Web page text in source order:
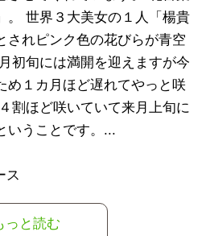
。 世界３大美女の１人「楊貴
されピンク色の花びらが青空
初旬には満開を迎えますが今
め１カ月ほど遅れてやっと咲
割ほど咲いていて来月上旬に
いうことです。...
ス
っと読む